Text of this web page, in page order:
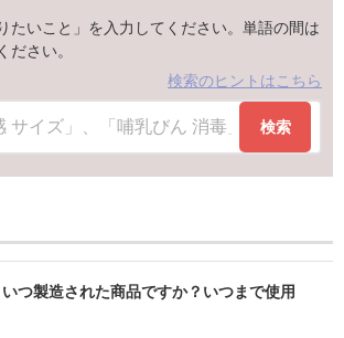
たいこと」を入力してください。単語の間は
ださい。
検索のヒントはこちら
検索
いつ製造された商品ですか？いつまで使用